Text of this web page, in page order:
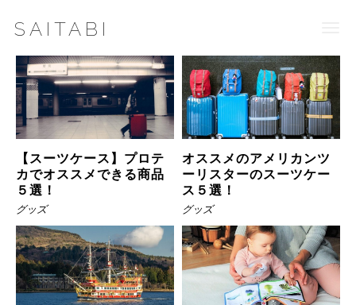
SAITABI
【スーツケース】プロテ
カでオススメできる商品
５選！
グッズ
オススメのアメリカンツ
ーリスターのスーツケー
ス５選！
グッズ